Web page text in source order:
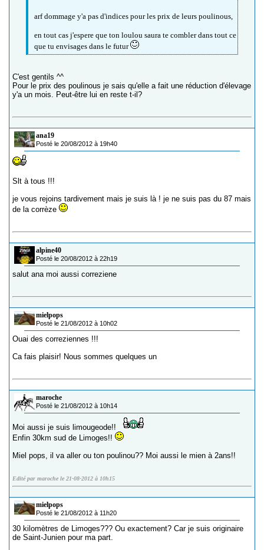
arf dommage y'a pas d'indices pour les prix de leurs poulinous,
en tout cas j'espere que ton loulou saura te combler dans tout ce
que tu envisages dans le futur
C'est gentils ^^
Pour le prix des poulinous je sais qu'elle a fait une réduction d'élevage
y'a un mois. Peut-être lui en reste t-il?
ana19
Posté le 20/08/2012 à 19h40
Slt à tous !!!
je vous rejoins tardivement mais je suis là ! je ne suis pas du 87 mais
de la corrèze
alpine40
Posté le 20/08/2012 à 22h19
salut ana moi aussi correziene
mielpops
Posté le 21/08/2012 à 10h02
Ouai des correziennes !!!
Ca fais plaisir! Nous sommes quelques un
maroche
Posté le 21/08/2012 à 10h14
Moi aussi je suis limougeode!!
Enfin 30km sud de Limoges!!
Miel pops, il va aller ou ton poulinou?? Moi aussi le mien à 2ans!!
Edité par maroche le 21-08-2012 à 10h15
mielpops
Posté le 21/08/2012 à 11h20
30 kilomètres de Limoges??? Ou exactement? Car je suis originaire
de Saint-Junien pour ma part.